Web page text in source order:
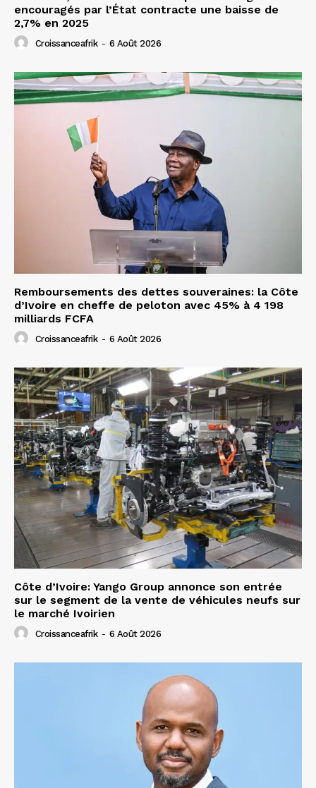
encouragés par l’État contracte une baisse de
2,7% en 2025
Croissanceafrik - 6 Août 2026
Remboursements des dettes souveraines: la Côte
d’Ivoire en cheffe de peloton avec 45% à 4 198
milliards FCFA
Croissanceafrik - 6 Août 2026
Côte d’Ivoire: Yango Group annonce son entrée
sur le segment de la vente de véhicules neufs sur
le marché Ivoirien
Croissanceafrik - 6 Août 2026